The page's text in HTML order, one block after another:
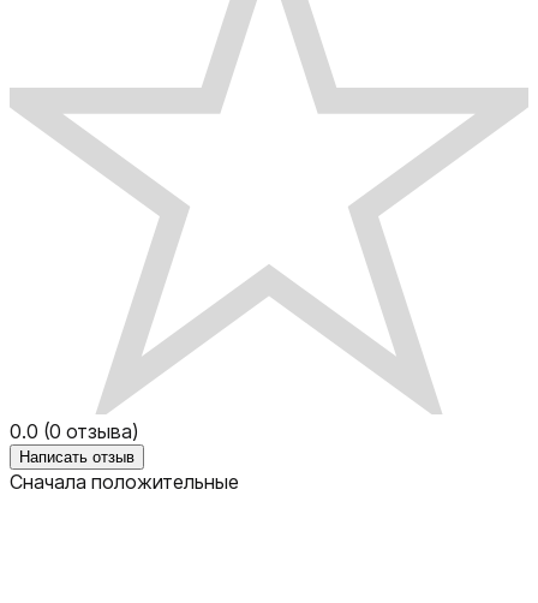
0.0 (0 отзыва)
Написать отзыв
Сначала положительные